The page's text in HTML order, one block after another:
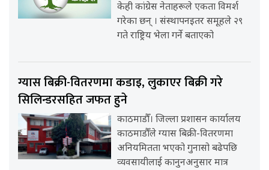
केही कांग्रेस नेताहरूले एकता विमर्श
गरेका छन् । संस्थापनइतर समूहले २९
गते राष्ट्रिय भेला गर्ने बताएको
ग्यास बिक्री-वितरणमा कडाइ, लुकाएर बिक्री गरे
सिलिन्डरसहित जफत हुने
काठमाडौँ। जिल्ला प्रशासन कार्यालय
काठमाडौँले ग्यास बिक्री-वितरणमा
अनियमितता भएको गुनासो बढेपछि
व्यवसायीलाई कानुनअनुसार मात्र